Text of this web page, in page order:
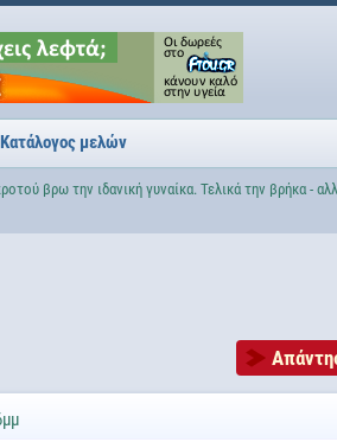
Κατάλογος μελών
βρω την ιδανική γυναίκα. Τελικά την βρήκα -